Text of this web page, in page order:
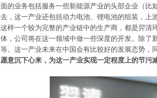
面的业务包括服务一些新能源产业的头部企业（比
去，这一产业还包括动力电池、锂电池的组装，上
这样一个较为完整的产业链中的生产商，都是羿清
体，公司将在这一领域中做一些深度的开发。除了
等。这一产业未来在中国会有比较好的发展态势，
愿意沉下心来，为这一产业实现一定程度上的节污减